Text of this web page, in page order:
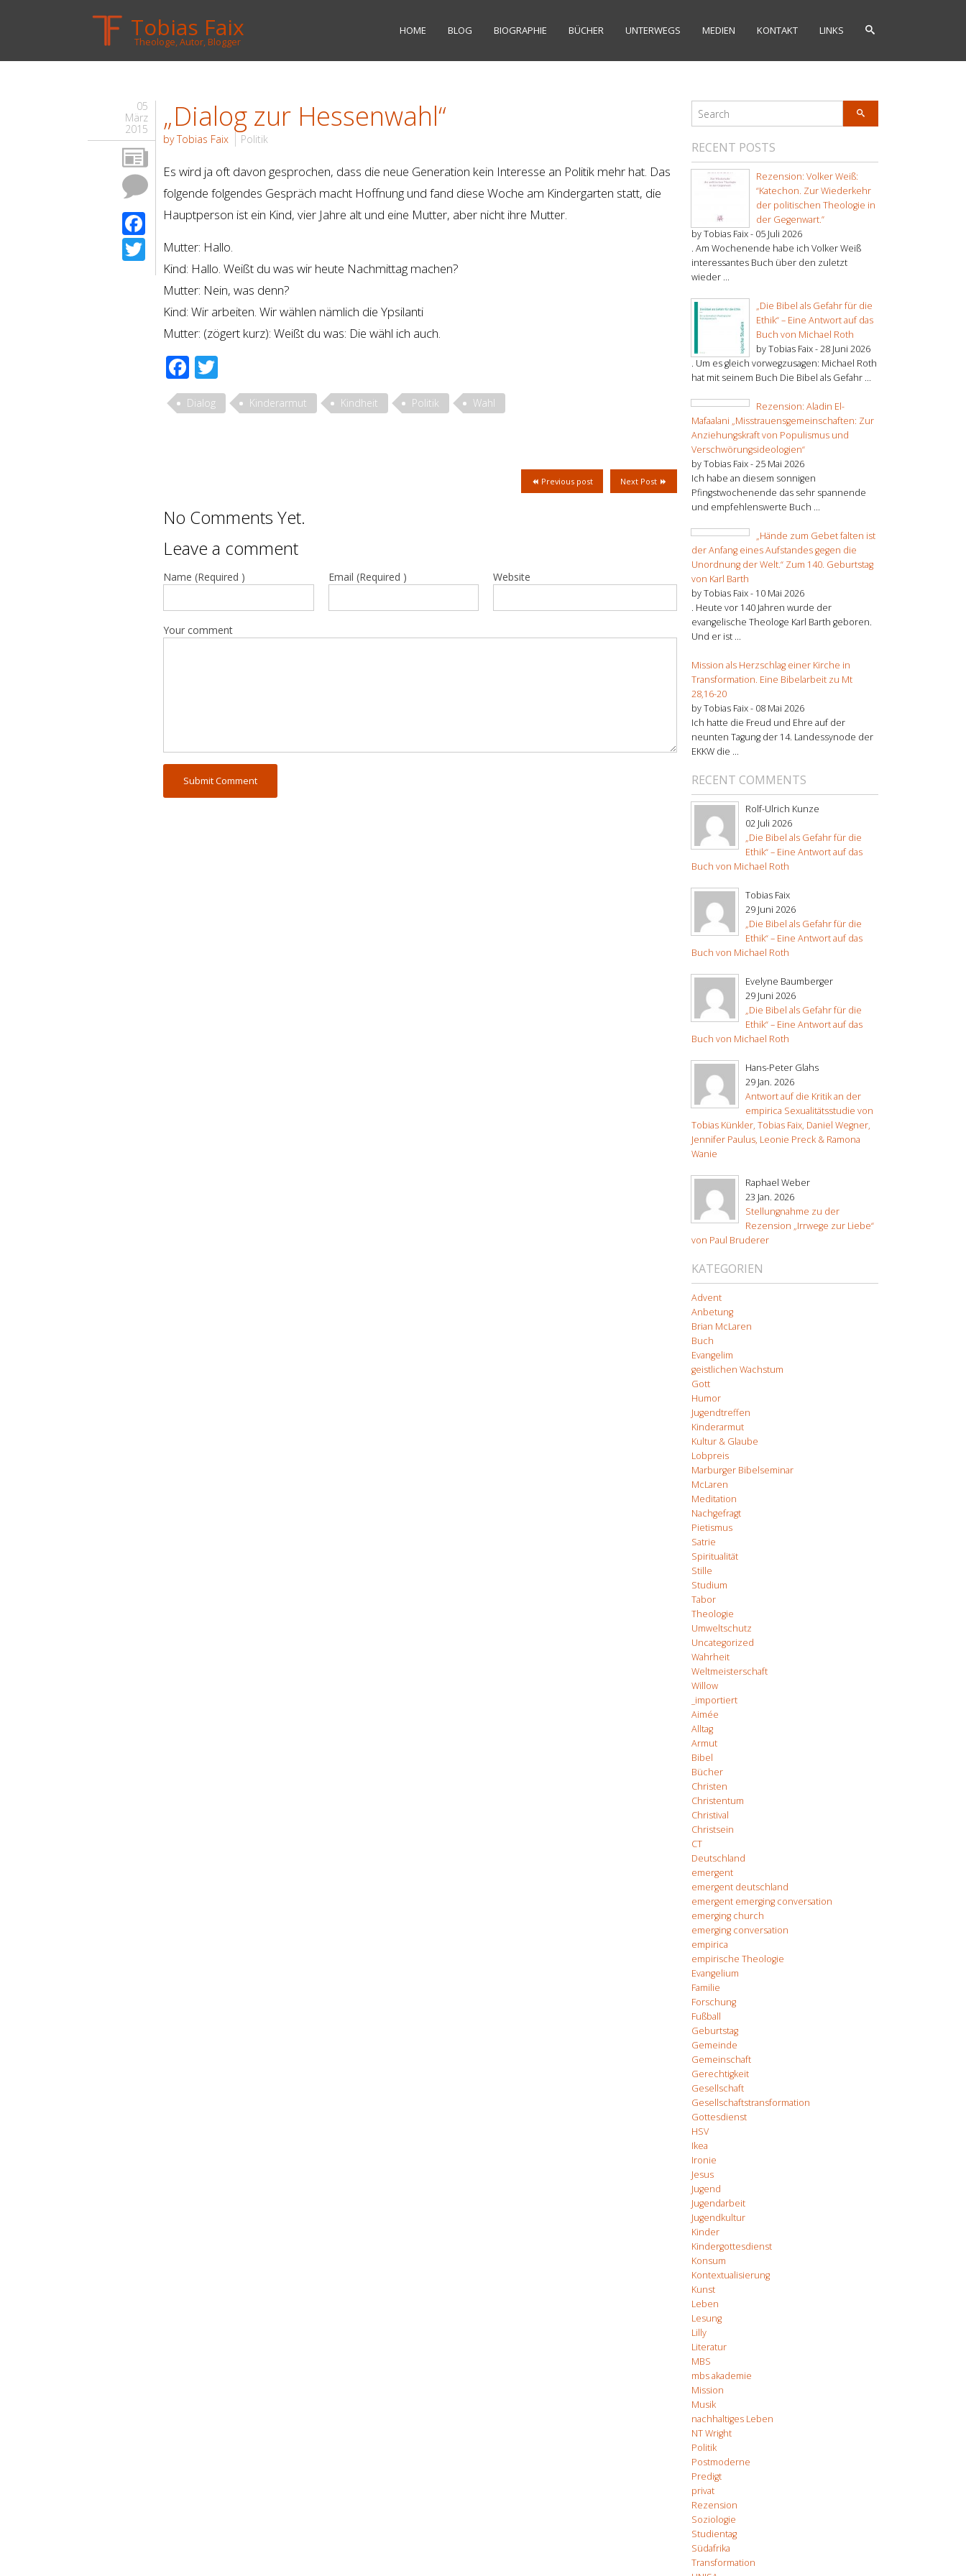
Tobias Faix
Theologe, Autor, Blogger
HOME BLOG BIOGRAPHIE BÜCHER UNTERWEGS MEDIEN KONTAKT LINKS
05
März
2015
Facebook
Twitter
„Dialog zur Hessenwahl“
by Tobias Faix Politik
Es wird ja oft davon gesprochen, dass die neue Generation kein Interesse an Politik mehr hat. Das
folgende folgendes Gespräch macht Hoffnung und fand diese Woche am Kindergarten statt, die
Hauptperson ist ein Kind, vier Jahre alt und eine Mutter, aber nicht ihre Mutter.
Mutter: Hallo.
Kind: Hallo. Weißt du was wir heute Nachmittag machen?
Mutter: Nein, was denn?
Kind: Wir arbeiten. Wir wählen nämlich die Ypsilanti
Mutter: (zögert kurz): Weißt du was: Die wähl ich auch.
Facebook
Dialog Kinderarmut Kindheit Politik Wahl
Next Post
Previous post
No Comments Yet.
Leave a comment
Name (Required ) Email (Required ) Website
Your comment
RECENT POSTS
Rezension: Volker Weiß:
“Katechon. Zur Wiederkehr
der politischen Theologie in
der Gegenwart.”
by Tobias Faix - 05 Juli 2026
. Am Wochenende habe ich Volker Weiß
interessantes Buch über den zuletzt
wieder ...
„Die Bibel als Gefahr für die
Ethik“ – Eine Antwort auf das
Buch von Michael Roth
by Tobias Faix -28 Juni 2026
. Um es gleich vorwegzusagen: Michael Roth
hat mit seinem Buch Die Bibel als Gefahr ...
Rezension: Aladin El-
Mafaalani „Misstrauensgemeinschaften: Zur
Anziehungskraft von Populismus und
Verschwörungsideologien“
by Tobias Faix -25 Mai 2026
Ich habe an diesem sonnigen
Pfingstwochenende das sehr spannende
und empfehlenswerte Buch ...
„Hände zum Gebet falten ist
der Anfang eines Aufstandes gegen die
Unordnung der Welt.“ Zum 140. Geburtstag
von Karl Barth
by Tobias Faix - 10 Mai 2026
. Heute vor 140 Jahren wurde der
evangelische Theologe Karl Barth geboren.
Und er ist ...
Mission als Herzschlag einer Kirche in
Transformation. Eine Bibelarbeit zu Mt
28,16-20
by Tobias Faix - 08 Mai 2026
Ich hatte die Freud und Ehre auf der
neunten Tagung der 14. Landessynode der
EKKW die ...
RECENT COMMENTS
Rolf-Ulrich Kunze
02 Juli 2026
„Die Bibel als Gefahr für die
Ethik“ – Eine Antwort auf das
Buch von Michael Roth
Tobias Faix
29 Juni 2026
„Die Bibel als Gefahr für die
Ethik“ – Eine Antwort auf das
Buch von Michael Roth
Evelyne Baumberger
29 Juni 2026
„Die Bibel als Gefahr für die
Ethik“ – Eine Antwort auf das
Buch von Michael Roth
Hans-Peter Glahs
29 Jan. 2026
Antwort auf die Kritik an der
empirica Sexualitätsstudie von
Tobias Künkler, Tobias Faix, Daniel Wegner,
Jennifer Paulus, Leonie Preck & Ramona
Wanie
Raphael Weber
23 Jan. 2026
Stellungnahme zu der
Rezension „Irrwege zur Liebe“
von Paul Bruderer
KATEGORIEN
Advent
Anbetung
Brian McLaren
Buch
Evangelim
geistlichen Wachstum
Gott
Humor
Jugendtreffen
Kinderarmut
Kultur & Glaube
Lobpreis
Marburger Bibelseminar
McLaren
Meditation
Nachgefragt
Pietismus
Satrie
Spiritualität
Stille
Studium
Tabor
Theologie
Umweltschutz
Uncategorized
Wahrheit
Weltmeisterschaft
Willow
_importiert
Aimée
Alltag
Armut
Bibel
Bücher
Christen
Christentum
Christival
Christsein
CT
Deutschland
emergent
emergent deutschland
emergent emerging conversation
emerging church
emerging conversation
empirica
empirische Theologie
Evangelium
Familie
Forschung
Fußball
Geburtstag
Gemeinde
Gemeinschaft
Gerechtigkeit
Gesellschaft
Gesellschaftstransformation
Gottesdienst
HSV
Ikea
Ironie
Jesus
Jugend
Jugendarbeit
Jugendkultur
Kinder
Kindergottesdienst
Konsum
Kontextualisierung
Kunst
Leben
Lesung
Lilly
Literatur
MBS
mbs akademie
Mission
Musik
nachhaltiges Leben
NT Wright
Politik
Postmoderne
Predigt
privat
Rezension
Soziologie
Studientag
Südafrika
Transformation